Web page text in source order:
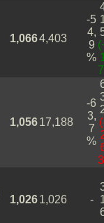
1,0664,403
-5
4,
9
%
1,05617,188
-6
3,
7
%
1,0261,026 -